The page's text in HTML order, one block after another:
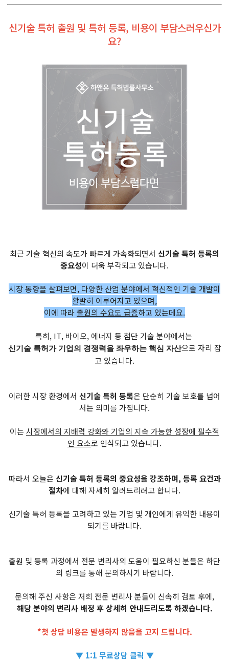
신기술 특허 출원 및 특허 등록, 비용이 부담스러우신가
요?
최근 기술 혁신의 속도가 빠르게 가속화되면서 신기술 특허 등록의
중요성이 더욱 부각되고 있습니다.
시장 동향을 살펴보면, 다양한 산업 분야에서 혁신적인 기술 개발이
활발히 이루어지고 있으며,
이에 따라출원의 수요도 급증하고 있는데요.
특히, IT, 바이오, 에너지 등 첨단 기술 분야에서는
신기술 특허가 기업의 경쟁력을 좌우하는 핵심 자산으로 자리 잡
고 있습니다.
이러한 시장 환경에서 신기술 특허 등록은 단순히 기술 보호를 넘어
서는 의미를 가집니다.
이는 시장에서의 지배력 강화와 기업의 지속 가능한 성장에 필수적
인 요소로 인식되고 있습니다.
따라서 오늘은 신기술 특허 등록의 중요성을 강조하며, 등록 요건과
절차에 대해 자세히 알려드리려고 합니다.
신기술 특허 등록을 고려하고 있는 기업 및 개인에게 유익한 내용이
되기를 바랍니다.
출원 및 등록 과정에서 전문 변리사의 도움이 필요하신 분들은 하단
의 링크를 통해 문의하시기 바랍니다.
문의해 주신 사항은 저희 전문 변리사 분들이 신속히 검토 후에,
해당 분야의 변리사 배정 후 상세히 안내드리도록 하겠습니다.
*첫 상담 비용은 발생하지 않음을 고지 드립니다.
▼ 1:1 무료상담 클릭 ▼